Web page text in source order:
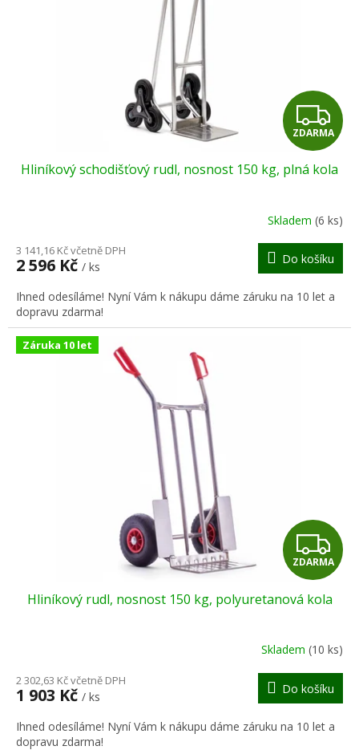
Z
D
A
R
M
A
ZDARMA
Hliníkový schodišťový rudl, nosnost 150 kg, plná kola
Skladem (6 ks)
3 141,16 Kč včetně DPH
2 596 Kč / ks
Do košíku
Ihned odesíláme! Nyní Vám k nákupu dáme záruku na 10 let a
dopravu zdarma!
Záruka 10 let
Z
D
A
R
M
A
ZDARMA
Hliníkový rudl, nosnost 150 kg, polyuretanová kola
Skladem (10 ks)
2 302,63 Kč včetně DPH
1 903 Kč / ks
Do košíku
Ihned odesíláme! Nyní Vám k nákupu dáme záruku na 10 let a
dopravu zdarma!